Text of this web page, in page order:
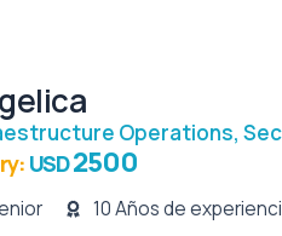
Operations,
USD2500
10 Años de